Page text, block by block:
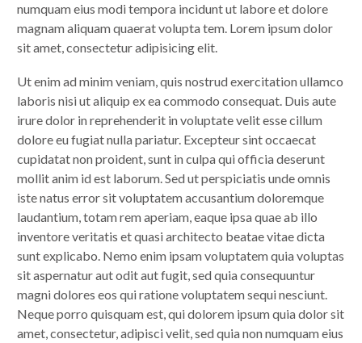
numquam eius modi tempora incidunt ut labore et dolore
magnam aliquam quaerat volupta tem. Lorem ipsum dolor
sit amet, consectetur adipisicing elit.
Ut enim ad minim veniam, quis nostrud exercitation ullamco
laboris nisi ut aliquip ex ea commodo consequat. Duis aute
irure dolor in reprehenderit in voluptate velit esse cillum
dolore eu fugiat nulla pariatur. Excepteur sint occaecat
cupidatat non proident, sunt in culpa qui officia deserunt
mollit anim id est laborum. Sed ut perspiciatis unde omnis
iste natus error sit voluptatem accusantium doloremque
laudantium, totam rem aperiam, eaque ipsa quae ab illo
inventore veritatis et quasi architecto beatae vitae dicta
sunt explicabo. Nemo enim ipsam voluptatem quia voluptas
sit aspernatur aut odit aut fugit, sed quia consequuntur
magni dolores eos qui ratione voluptatem sequi nesciunt.
Neque porro quisquam est, qui dolorem ipsum quia dolor sit
amet, consectetur, adipisci velit, sed quia non numquam eius